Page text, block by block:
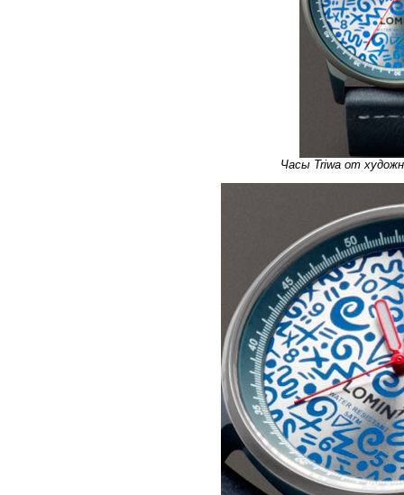
Часы Triwa от